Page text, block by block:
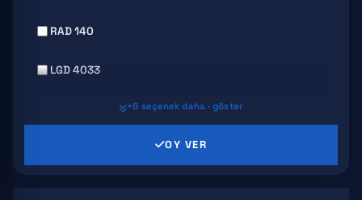
RAD 140
LGD 4033
+6 seçenek daha · göster
OY VER